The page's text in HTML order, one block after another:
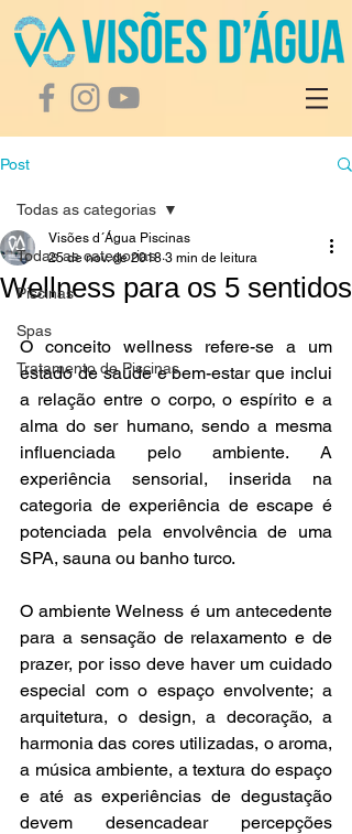
Post
Todas as categorias
Piscinas
Spas
Tratamento de Piscinas
Todas as categorias
Wellness para os 5 sentidos
Visões d´Água Piscinas
25 de nov. de 2018 3 min de leitura
O conceito wellness refere-se a um
estado de saúde e bem-estar que inclui
a relação entre o corpo, o espírito e a
alma do ser humano, sendo a mesma
influenciada pelo ambiente. A
experiência sensorial, inserida na
categoria de experiência de escape é
potenciada pela envolvência de uma
SPA, sauna ou banho turco.
O ambiente Welness é um antecedente
para a sensação de relaxamento e de
prazer, por isso deve haver um cuidado
especial com o espaço envolvente; a
arquitetura, o design, a decoração, a
harmonia das cores utilizadas, o aroma,
a música ambiente, a textura do espaço
e até as experiências de degustação
devem desencadear percepções